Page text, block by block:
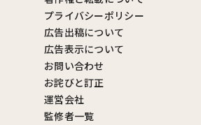
プライバシーポリシー
広告出稿について
広告表示について
お問い合わせ
お詫びと訂正
運営会社
監修者一覧